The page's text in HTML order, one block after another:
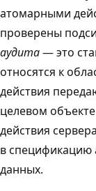
атомарными
проверены
аудита— это
относятся к
действия
целевом
действия
в спецификацию
данных.